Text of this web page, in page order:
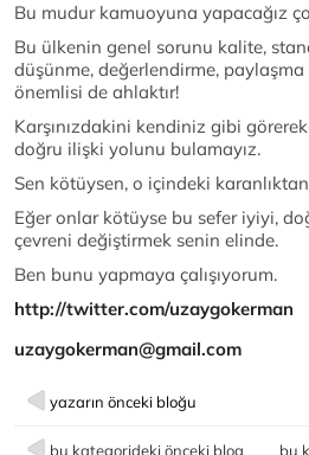
Bu mudur kamuoyuna yapacağız
Bu ülkenin genel sorunu kalite,
düşünme, değerlendirme,
önemlisi de ahlaktır!
Karşınızdakini kendiniz gibi
doğru ilişki yolunu bulamayız.
Sen kötüysen, o içindeki karanlıktan
Eğer onlar kötüyse bu sefer iyiyi,
çevreni değiştirmek senin elinde.
Ben bunu yapmaya çalışıyorum.
http://twitter.com/uzaygokerman
uzaygokerman@gmail.com
yazarın önceki bloğu
bu kategorideki önceki blog bu